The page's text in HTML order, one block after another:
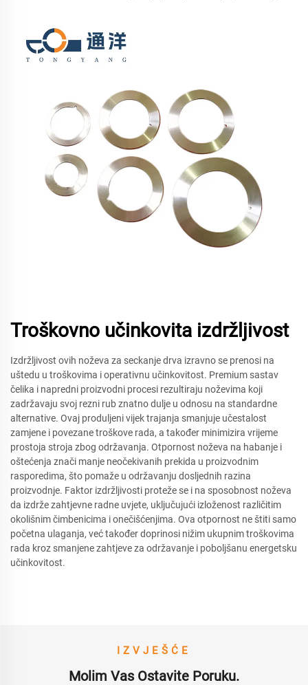
Troškovno učinkovita izdržljivost
Izdržljivost ovih noževa za seckanje drva izravno se prenosi na
uštedu u troškovima i operativnu učinkovitost. Premium sastav
čelika i napredni proizvodni procesi rezultiraju noževima koji
zadržavaju svoj rezni rub znatno dulje u odnosu na standardne
alternative. Ovaj produljeni vijek trajanja smanjuje učestalost
zamjene i povezane troškove rada, a također minimizira vrijeme
prostoja stroja zbog održavanja. Otpornost noževa na habanje i
oštećenja znači manje neočekivanih prekida u proizvodnim
rasporedima, što pomaže u održavanju dosljednih razina
proizvodnje. Faktor izdržljivosti proteže se i na sposobnost noževa
da izdrže zahtjevne radne uvjete, uključujući izloženost različitim
okolišnim čimbenicima i onečišćenjima. Ova otpornost ne štiti samo
početna ulaganja, već također doprinosi nižim ukupnim troškovima
rada kroz smanjene zahtjeve za održavanje i poboljšanu energetsku
učinkovitost.
IZVJEŠĆE
Molim Vas Ostavite Poruku.